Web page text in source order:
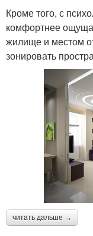
Кроме того, с
комфортнее
жилище и местом
зонировать
читать дальше →